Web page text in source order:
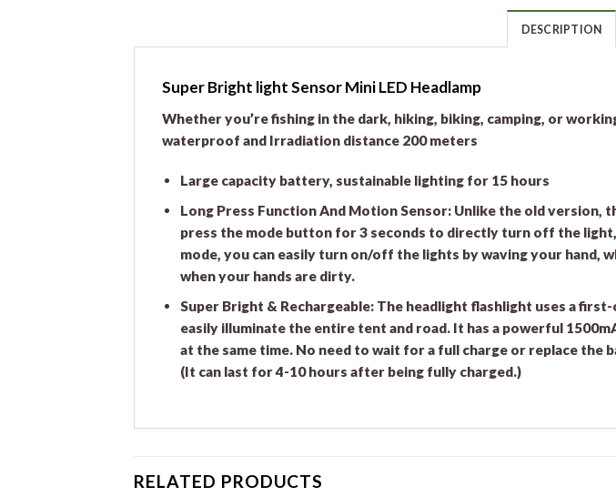
DESCRIPTION
Super Bright light Sensor Mini LED Headlamp
Whether you’re fishing in the dark, hiking, biking, camping, or
waterproof and Irradiation distance 200 meters
Large capacity battery, sustainable lighting for 15 hours
Long Press Function And Motion Sensor: Unlike the old version,
press the mode button for 3 seconds to directly turn off the
mode, you can easily turn on/off the lights by waving your hand,
when your hands are dirty.
Super Bright & Rechargeable: The headlight flashlight uses a
easily illuminate the entire tent and road. It has a powerful
at the same time. No need to wait for a full charge or replace
(It can last for 4-10 hours after being fully charged.)
RELATED PRODUCTS